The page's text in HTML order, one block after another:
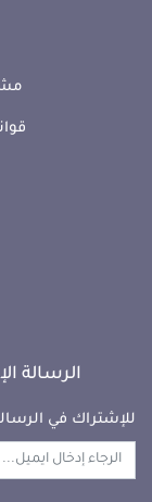
الرسالة
للإشتراك في